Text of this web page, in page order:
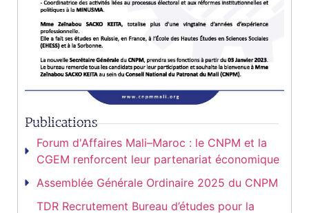
Publications
Forum d'Affaires Mali–Maroc : le CNPM et la
CGEM renforcent leur partenariat économique
Assemblée Générale Ordinaire 2025 du CNPM
TDR Recrutement Bureau d’études pour la